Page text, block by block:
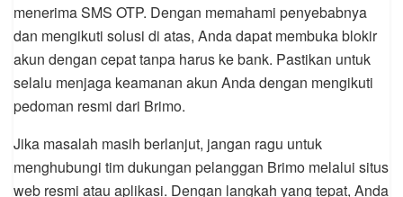
menerima SMS OTP. Dengan memahami penyebabnya
dan mengikuti solusi di atas, Anda dapat membuka blokir
akun dengan cepat tanpa harus ke bank. Pastikan untuk
selalu menjaga keamanan akun Anda dengan mengikuti
pedoman resmi dari Brimo.
Jika masalah masih berlanjut, jangan ragu untuk
menghubungi tim dukungan pelanggan Brimo melalui situs
web resmi atau aplikasi. Dengan langkah yang tepat, Anda